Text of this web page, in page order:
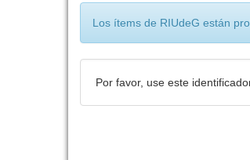
Los ítems de RIUdeG están
Por favor, use este